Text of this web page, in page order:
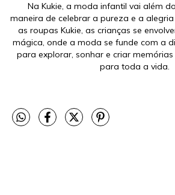
Na Kukie, a moda infantil vai além
maneira de celebrar a pureza e a
as roupas Kukie, as crianças se
mágica, onde a moda se funde com a
para explorar, sonhar e criar
para toda a vida.